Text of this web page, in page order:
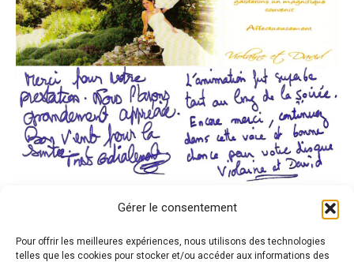
Gérer le consentement
Pour offrir les meilleures expériences, nous utilisons des technologies
telles que les cookies pour stocker et/ou accéder aux informations des